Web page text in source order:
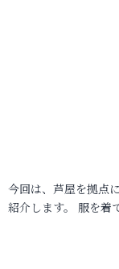
今回は、芦屋を拠点
紹介します。 服を着